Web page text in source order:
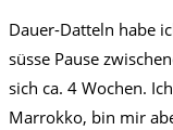
Dauer-Datteln habe
süsse Pause
sich ca. 4 Wochen.
Marrokko, bin mir